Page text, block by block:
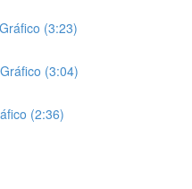
(3:23)
(3:04)
(2:36)